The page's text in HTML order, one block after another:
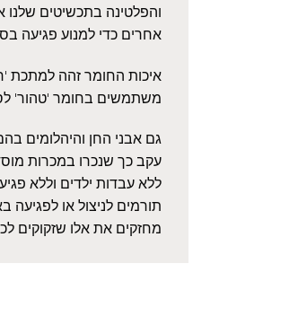
והפלטינה בתכשיטים שלנו
אחרים כדי למנוע פגיעה
איכות החומר זהה למתכת
משתמשים בחומר 'טהור'
גם אבני החן והיהלומים
עקב כך שנכרו במכרות
ללא עבדות ילדים וללא
תורמים לניצול או
מחזקים את אלו שזקוקים